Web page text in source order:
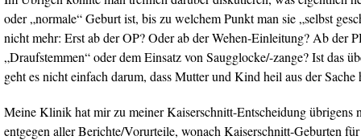
oder „normale“ Geburt ist, bis zu welchem Punkt man sie „selbst
nicht mehr: Erst ab der OP? Oder ab der Wehen-Einleitung? Ab der
„Draufstemmen“ oder dem Einsatz von Saugglocke/-zange? Ist das
geht es nicht einfach darum, dass Mutter und Kind heil aus der Sache
Meine Klinik hat mir zu meiner Kaiserschnitt-Entscheidung übrigens
entgegen aller Berichte/Vorurteile, wonach Kaiserschnitt-Geburten